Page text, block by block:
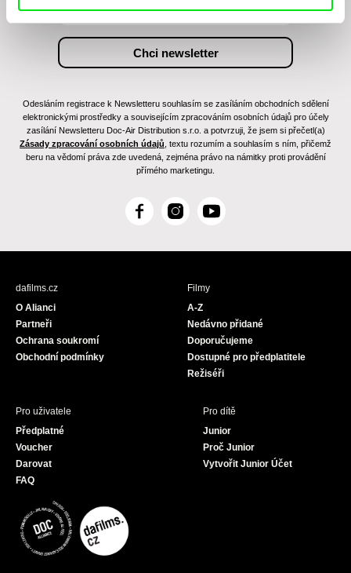
Odesláním registrace k Newsletteru souhlasím se zasíláním obchodních sdělení
elektronickými prostředky a souvisejícím zpracováním osobních údajů pro účely
zasílání Newsletteru Doc-Air Distribution s.r.o. a potvrzuji, že jsem si přečetl(a)
Zásady zpracování osobních údajů , textu rozumím a souhlasím s ním, přičemž
beru na vědomí práva zde uvedená, zejména právo na námitky proti provádění
přímého marketingu.
F
c
I
s
Y
u
dafilms.cz
O Alianci
Partneři
Ochrana soukromí
Obchodní podmínky
Filmy
A-Z
Nedávno přidané
Doporučujeme
Dostupné pro předplatitele
Režiséři
Pro uživatele
Předplatné
Voucher
Darovat
FAQ
Pro dítě
Junior
Proč Junior
Vytvořit Junior Účet